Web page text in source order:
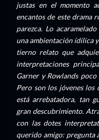
justas en el momento
encantos de este drama
parezca. Lo
una ambientación ídílica
tierno relato que
interpretaciones
Garner y Rowlands
Pero son los jóvenes los
está arrebatadora, tan
gran descubrimiento.
con las dotes
querido amigo: pregunta